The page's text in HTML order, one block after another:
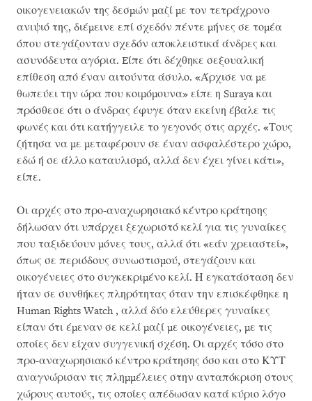
οικογενειακών της δεσμών μαζί με τον τετράχρονο
ανιψιό της, διέμεινε επί σχεδόν πέντε μήνες σε τομέα
όπου στεγάζονταν σχεδόν αποκλειστικά άνδρες και
ασυνόδευτα αγόρια. Eίπε ότι δέχθηκε σεξουαλική
επίθεση από έναν αιτούντα άσυλο. «Άρχισε να με
θωπεύει την ώρα που κοιμόμουνα» είπε η Suraya και
πρόσθεσε ότι ο άνδρας έφυγε όταν εκείνη έβαλε τις
φωνές και ότι κατήγγειλε το γεγονός στις αρχές. «Τους
ζήτησα να με μεταφέρουν σε έναν ασφαλέστερο χώρο,
εδώ ή σε άλλο καταυλισμό, αλλά δεν έχει γίνει κάτι»,
είπε.
Οι αρχές στο προ-αναχωρησιακό κέντρο κράτησης
δήλωσαν ότι υπάρχει ξεχωριστό κελί για τις γυναίκες
που ταξιδεύουν μόνες τους, αλλά ότι «εάν χρειαστεί»,
όπως σε περιόδους συνωστισμού, στεγάζουν και
οικογένειες στο συγκεκριμένο κελί. Η εγκατάσταση δεν
ήταν σε συνθήκες πληρότητας όταν την επισκέφθηκε η
Human Rights Watch , αλλά δύο ελεύθερες γυναίκες
είπαν ότι έμεναν σε κελί μαζί με οικογένειες, με τις
οποίες δεν είχαν συγγενική σχέση. Οι αρχές τόσο στο
προ-αναχωρησιακό κέντρο κράτησης όσο και στο ΚΥΤ
αναγνώρισαν τις πλημμέλειες στην ανταπόκριση στους
χώρους αυτούς, τις οποίες απέδωσαν κατά κύριο λόγο